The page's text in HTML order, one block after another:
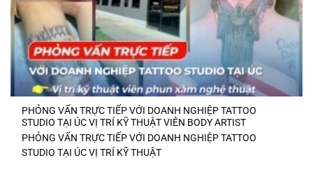
PHỎNG VẤN TRỰC TIẾP VỚI DOANH NGHIỆP TATTOO
STUDIO TẠI ÚC VỊ TRÍ KỸ THUẬT VIÊN BODY ARTIST
PHỎNG VẤN TRỰC TIẾP VỚI DOANH NGHIỆP TATTOO
STUDIO TẠI ÚC VỊ TRÍ KỸ THUẬT